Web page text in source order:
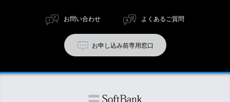
お問い合わせ よくあるご質問
お申し込み前専用窓口